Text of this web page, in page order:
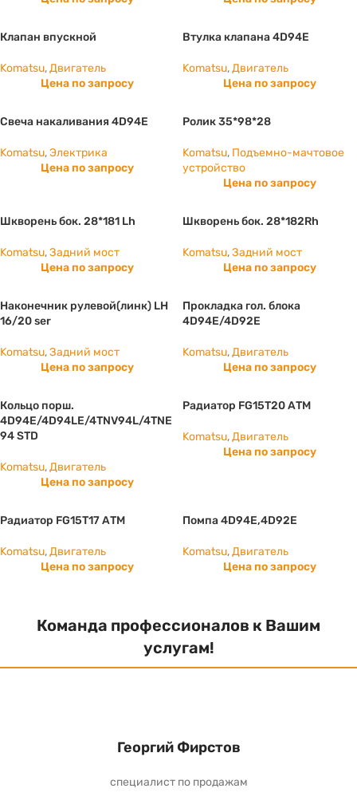
Клапан впускной
Komatsu,Двигатель
Цена по запросу
Втулка клапана 4D94E
Komatsu,Двигатель
Цена по запросу
Свеча накаливания 4D94E
Komatsu,Электрика
Цена по запросу
Ролик 35*98*28
Komatsu, Подъемно-мачтовое
устройство
Цена по запросу
Шкворень бок. 28*181 Lh
Komatsu,Задний мост
Цена по запросу
Шкворень бок. 28*182Rh
Komatsu,Задний мост
Цена по запросу
Наконечник рулевой(линк) LH
16/20 ser
Komatsu,Задний мост
Цена по запросу
Прокладка гол. блока
4D94E/4D92E
Komatsu,Двигатель
Цена по запросу
Кольцо порш.
4D94E/4D94LE/4TNV94L/4TNE
94 STD
Komatsu,Двигатель
Цена по запросу
Радиатор FG15T20 АТМ
Komatsu,Двигатель
Цена по запросу
Радиатор FG15T17 АТМ
Komatsu,Двигатель
Цена по запросу
Помпа 4D94E,4D92E
Komatsu,Двигатель
Цена по запросу
Команда профессионалов к Вашим
услугам!
Георгий Фирстов
специалист по продажам